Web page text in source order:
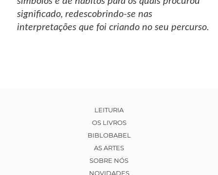
significado, redescobrindo-se nas
interpretações que foi criando no seu percurso.
LEITURIA
OS LIVROS
BIBLOBABEL
AS ARTES
SOBRE NÓS
NOVIDADES